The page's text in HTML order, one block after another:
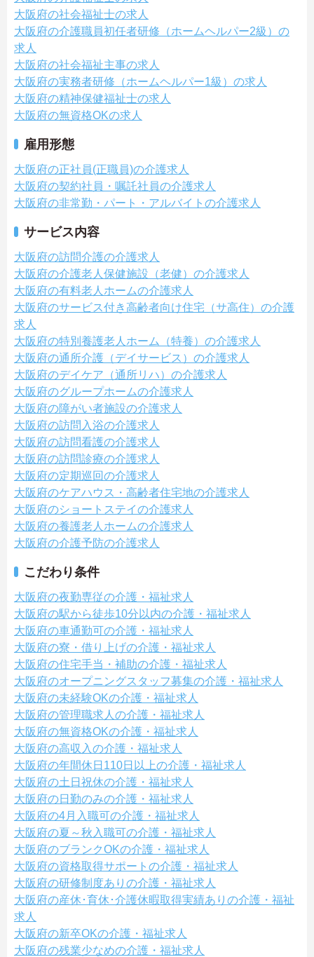
大阪府の社会福祉士の求人
大阪府の介護職員初任者研修（ホームヘルパー2級）の
求人
大阪府の社会福祉主事の求人
大阪府の実務者研修（ホームヘルパー1級）の求人
大阪府の精神保健福祉士の求人
大阪府の無資格OKの求人
雇用形態
大阪府の正社員(正職員)の介護求人
大阪府の契約社員・嘱託社員の介護求人
大阪府の非常勤・パート・アルバイトの介護求人
サービス内容
大阪府の訪問介護の介護求人
大阪府の介護老人保健施設（老健）の介護求人
大阪府の有料老人ホームの介護求人
大阪府のサービス付き高齢者向け住宅（サ高住）の介護
求人
大阪府の特別養護老人ホーム（特養）の介護求人
大阪府の通所介護（デイサービス）の介護求人
大阪府のデイケア（通所リハ）の介護求人
大阪府のグループホームの介護求人
大阪府の障がい者施設の介護求人
大阪府の訪問入浴の介護求人
大阪府の訪問看護の介護求人
大阪府の訪問診療の介護求人
大阪府の定期巡回の介護求人
大阪府のケアハウス・高齢者住宅地の介護求人
大阪府のショートステイの介護求人
大阪府の養護老人ホームの介護求人
大阪府の介護予防の介護求人
こだわり条件
大阪府の夜勤専従の介護・福祉求人
大阪府の駅から徒歩10分以内の介護・福祉求人
大阪府の車通勤可の介護・福祉求人
大阪府の寮・借り上げの介護・福祉求人
大阪府の住宅手当・補助の介護・福祉求人
大阪府のオープニングスタッフ募集の介護・福祉求人
大阪府の未経験OKの介護・福祉求人
大阪府の管理職求人の介護・福祉求人
大阪府の無資格OKの介護・福祉求人
大阪府の高収入の介護・福祉求人
大阪府の年間休日110日以上の介護・福祉求人
大阪府の土日祝休の介護・福祉求人
大阪府の日勤のみの介護・福祉求人
大阪府の4月入職可の介護・福祉求人
大阪府の夏～秋入職可の介護・福祉求人
大阪府のブランクOKの介護・福祉求人
大阪府の資格取得サポートの介護・福祉求人
大阪府の研修制度ありの介護・福祉求人
大阪府の産休･育休･介護休暇取得実績ありの介護・福祉
求人
大阪府の新卒OKの介護・福祉求人
大阪府の残業少なめの介護・福祉求人